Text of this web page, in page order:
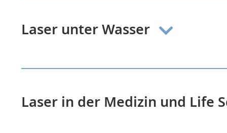
Laser unter Wasser
Laser in der Medizin und Life